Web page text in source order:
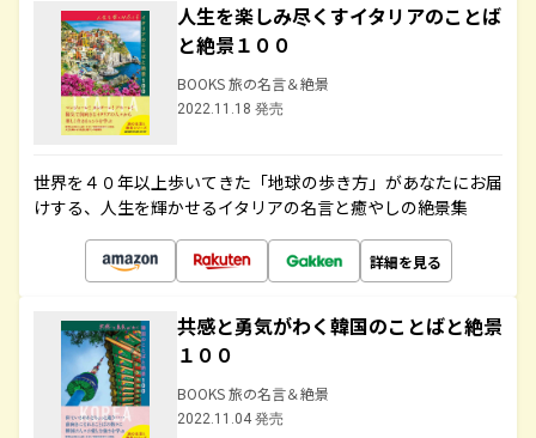
人生を楽しみ尽くすイタリアのことば
と絶景１００
BOOKS 旅の名言＆絶景
2022.11.18 発売
世界を４０年以上歩いてきた「地球の歩き方」があなたにお届
けする、人生を輝かせるイタリアの名言と癒やしの絶景集
詳細を見る
共感と勇気がわく韓国のことばと絶景
１００
BOOKS 旅の名言＆絶景
2022.11.04 発売